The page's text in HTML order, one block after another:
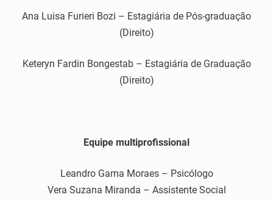
Ana Luisa Furieri Bozi – Estagiária de Pós-graduação
(Direito)
Keteryn Fardin Bongestab – Estagiária de Graduação
(Direito)
Equipe multiprofissional
Leandro Gama Moraes – Psicólogo
Vera Suzana Miranda – Assistente Social